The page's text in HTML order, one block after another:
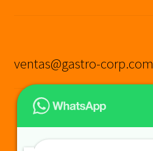
ventas@gastro-corp.com